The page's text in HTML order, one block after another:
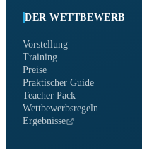
DER WETTBEWERB
Vorstellung
Training
Preise
Praktischer Guide
Teacher Pack
Wettbewerbsregeln
Ergebnisse